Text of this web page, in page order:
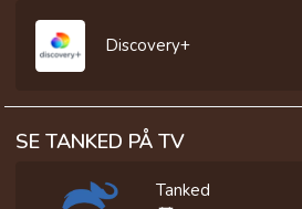
Discovery+
SE TANKED PÅ TV
Tanked